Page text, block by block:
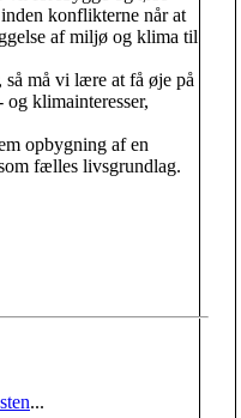
konflikterne når at
af miljø og klima til
så må vi lære at få øje på
klimainteresser,
opbygning af en
fælles livsgrundlag.
...